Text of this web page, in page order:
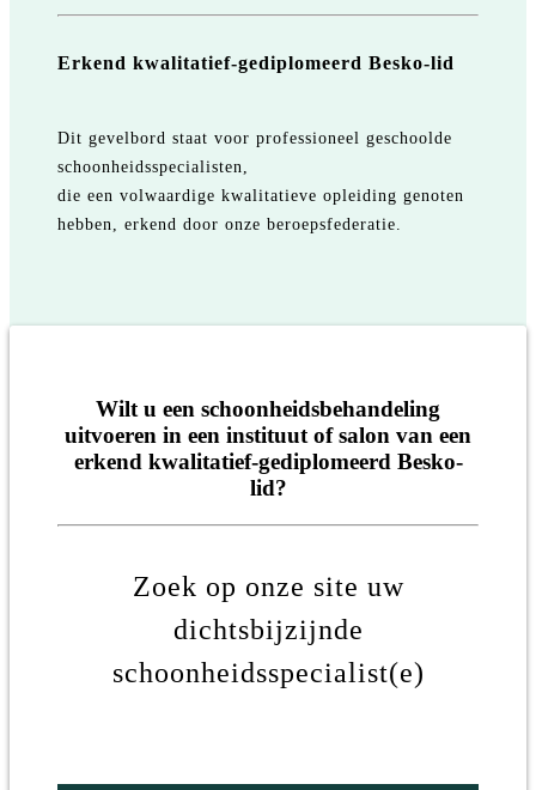
Erkend kwalitatief-gediplomeerd Besko-lid
Dit gevelbord staat voor professioneel geschoolde
schoonheidsspecialisten,
die een volwaardige kwalitatieve opleiding genoten
hebben, erkend door onze beroepsfederatie.
Wilt u een schoonheidsbehandeling
uitvoeren in een instituut of salon van een
erkend kwalitatief-gediplomeerd Besko-
lid?
Zoek op onze site uw
dichtsbijzijnde
schoonheidsspecialist(e)